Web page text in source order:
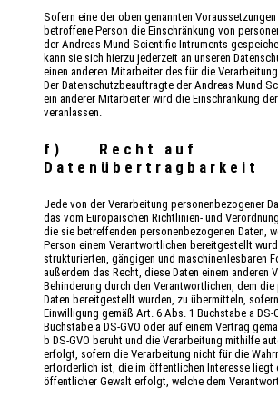
Sofern eine der oben genannten
betroffene Person die Einschränkung von
der Andreas Mund Scientific Intruments
kann sie sich hierzu jederzeit an unseren
einen anderen Mitarbeiter des für die
Der Datenschutzbeauftragte der Andreas Mund
ein anderer Mitarbeiter wird die Einschränkung
veranlassen.
f) Recht auf
Datenübertragbarkeit
Jede von der Verarbeitung personenbezogener
das vom Europäischen Richtlinien- und
die sie betreffenden personenbezogenen Daten,
Person einem Verantwortlichen bereitgestellt
strukturierten, gängigen und maschinenlesbaren
außerdem das Recht, diese Daten einem anderen
Behinderung durch den Verantwortlichen, dem
Daten bereitgestellt wurden, zu übermitteln,
Einwilligung gemäß Art. 6 Abs. 1 Buchstabe a DS-
Buchstabe a DS-GVO oder auf einem Vertrag
b DS-GVO beruht und die Verarbeitung mithilfe
erfolgt, sofern die Verarbeitung nicht für die
erforderlich ist, die im öffentlichen Interesse liegt
öffentlicher Gewalt erfolgt, welche dem